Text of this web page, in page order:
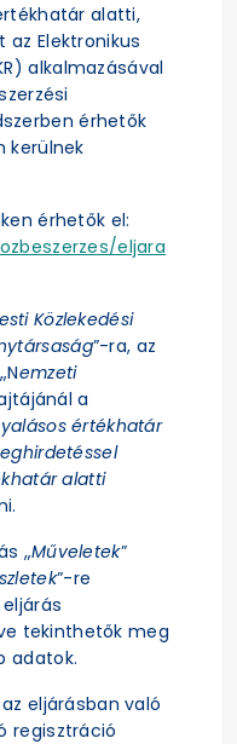
alatti,
Elektronikus
alkalmazásával
érhetők
kerülnek
érhetők el:
eljara
Közlekedési
”-ra, az
emzeti
a
értékhatár
alatti
„Műveletek”
”-re
tekinthetők meg
adatok.
eljárásban való
regisztráció